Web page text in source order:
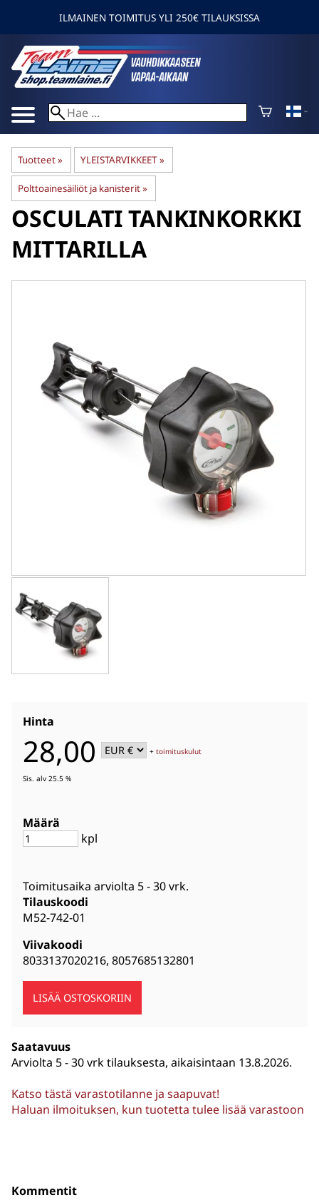
ILMAINEN TOIMITUS YLI 250€ TILAUKSISSA
Tuotteet‪» YLEISTARVIKKEET ‪»
Polttoainesäiliöt ja kanisterit‪»
OSCULATITANKINKORKKI
MITTARILLA
Hinta
28,00 +toimituskulut
Sis. alv 25.5 %
Määrä
kpl
Toimitusaika arviolta 5 - 30 vrk.
Tilauskoodi
M52-742-01
Viivakoodi
8033137020216, 8057685132801
Saatavuus
Arviolta 5 - 30 vrk tilauksesta, aikaisintaan 13.8.2026.
Katso tästä varastotilanne ja saapuvat!
Haluan ilmoituksen, kun tuotetta tulee lisää varastoon
Kommentit